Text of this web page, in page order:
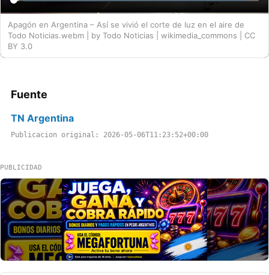
Apagón en Argentina – Así se vivió el corte de luz en el aire de
Todo Noticias.webm | by Todo Noticias | wikimedia_commons | CC
BY 3.0
Fuente
TN Argentina
Publicacion original: 2026-05-06T11:23:52+00:00
PUBLICIDAD